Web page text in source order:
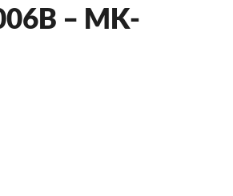
– MK-